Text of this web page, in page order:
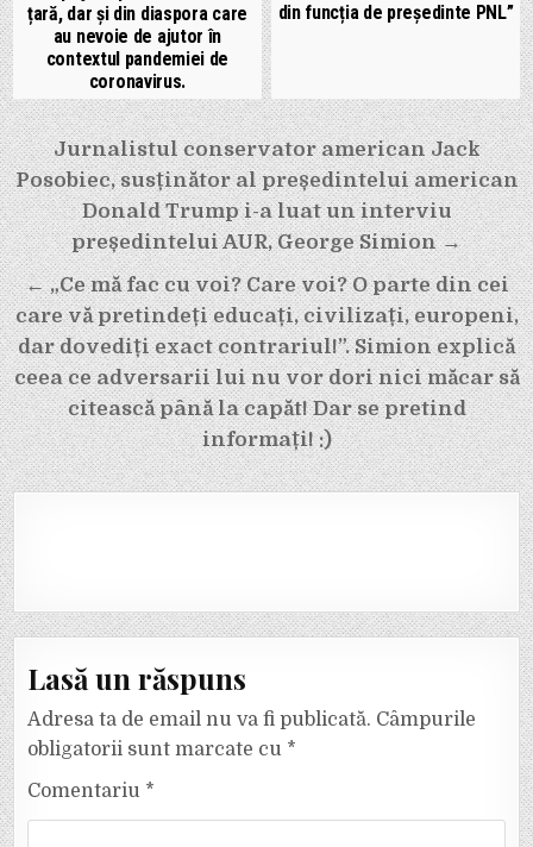
țară, dar și din diaspora care
au nevoie de ajutor în
contextul pandemiei de
coronavirus.
din funcția de președinte PNL”
Navigare
în
articole
Jurnalistul conservator american Jack
Posobiec, susținător al președintelui american
Donald Trump i-a luat un interviu
președintelui AUR, George Simion →
← „Ce mă fac cu voi? Care voi? O parte din cei
care vă pretindeți educați, civilizați, europeni,
dar dovediți exact contrariul!”. Simion explică
ceea ce adversarii lui nu vor dori nici măcar să
citească până la capăt! Dar se pretind
informați! :)
Lasă un răspuns
Adresa ta de email nu va fi publicată. Câmpurile
obligatorii sunt marcate cu *
Comentariu *